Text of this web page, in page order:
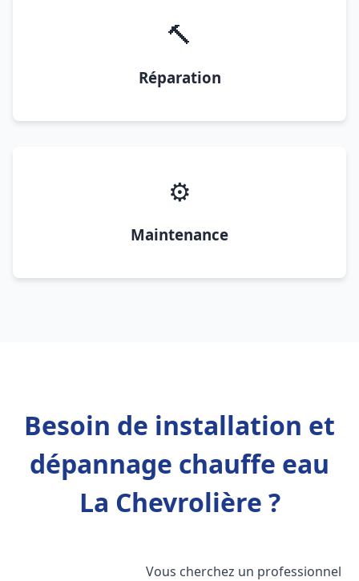
🔨
Réparation
⚙️
Maintenance
Besoin de installation et
dépannage chauffe eau
La Chevrolière ?
Vous cherchez un professionnel